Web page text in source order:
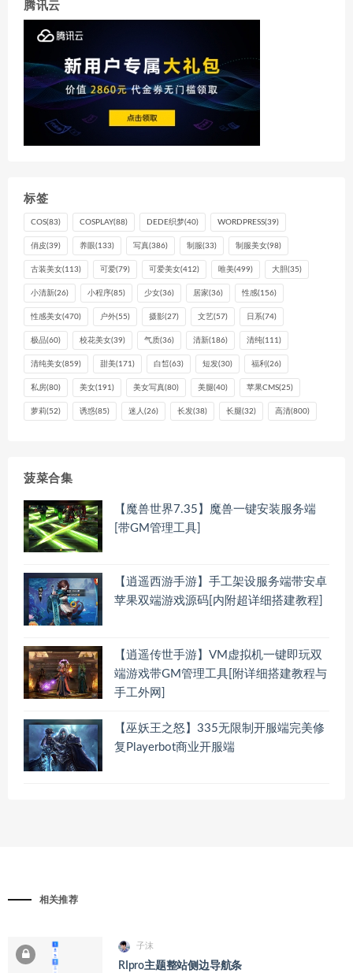
腾讯云
标签
COS(83) COSPLAY(88) DEDE织梦(40) WORDPRESS(39)
俏皮(39) 养眼(133) 写真(386) 制服(33) 制服美女(98)
古装美女(113) 可爱(79) 可爱美女(412) 唯美(499) 大胆(35)
小清新(26) 小程序(85) 少女(36) 居家(36) 性感(156)
性感美女(470) 户外(55) 摄影(27) 文艺(57) 日系(74)
极品(60) 校花美女(39) 气质(36) 清新(186) 清纯(111)
清纯美女(859) 甜美(171) 白皙(63) 短发(30) 福利 (26)
私房(80) 美女(191) 美女写真(80) 美腿(40) 苹果CMS(25)
萝莉(52) 诱惑(85) 迷人 (26) 长发(38) 长腿(32) 高清(800)
菠菜合集
【魔兽世界7.35】魔兽一键安装服务端
[带GM管理工具]
【逍遥西游手游】手工架设服务端带安卓
苹果双端游戏源码[内附超详细搭建教程]
【逍遥传世手游】VM虚拟机一键即玩双
端游戏带GM管理工具[附详细搭建教程与
手工外网]
【巫妖王之怒】335无限制开服端完美修
复Playerbot商业开服端
相关推荐
子沫
RIpro主题整站侧边导航条